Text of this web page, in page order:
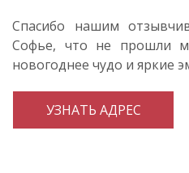
Спасибо нашим
Софье, что не прошли
новогоднее чудо и яркие
УЗНАТЬ АДРЕС